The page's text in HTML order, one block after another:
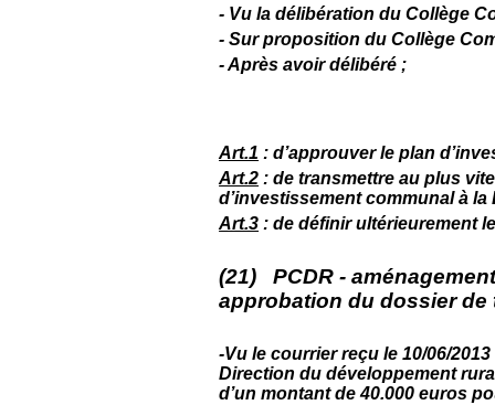
- Vu la délibération du Collège
- Sur proposition du Collège
- Après avoir délibéré ;
Art.1 : d’approuver le plan
Art.2 : de transmettre au plus
d’investissement communal à
Art.3 : de définir ultérieurement
(21) PCDR -
approbation du dossier de
-Vu le courrier reçu le 10/06/
Direction du développement
d’un montant de 40.000 euros